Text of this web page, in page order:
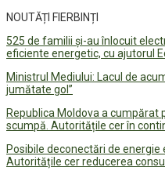
NOUTĂȚI FIERBINȚI
525 de familii și-au înlocuit
eficiente energetic, cu ajutorul
Ministrul Mediului: Lacul de
jumătate gol”
Republica Moldova a cumpărat
scumpă. Autoritățile cer în
Posibile deconectări de energie
Autoritățile cer reducerea